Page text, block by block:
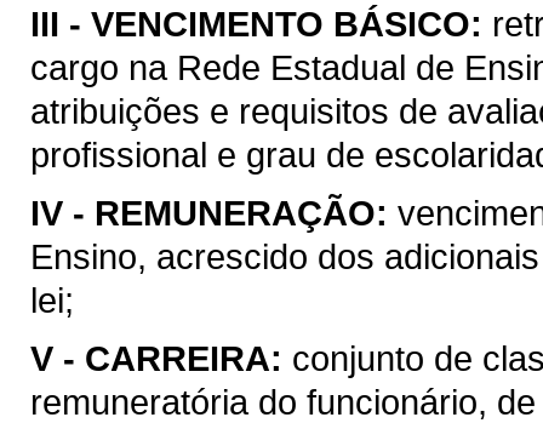
III - VENCIMENTO BÁSICO:
cargo na Rede Estadual de
atribuições e requisitos de
profissional e grau de
IV - REMUNERAÇÃO:
Ensino, acrescido dos
lei;
V - CARREIRA: conjunto de
remuneratória do funcionário,